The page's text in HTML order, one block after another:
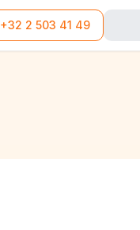
+32 2 503 41 49